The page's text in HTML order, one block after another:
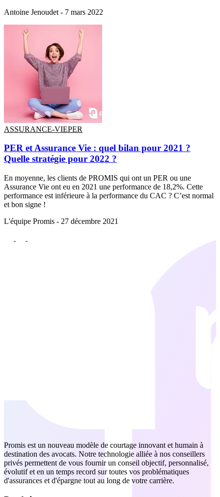
Antoine Jenoudet - 7 mars 2022
ASSURANCE-VIEPER
PER et Assurance Vie : quel bilan pour 2021 ?
Quelle stratégie pour 2022 ?
En moyenne, les clients de PROMIS qui ont un PER ou une
Assurance Vie ont eu en 2021 une performance de 18,2%. Cette
performance est inférieure à la performance du CAC ? C’est normal
et bon signe !
L'équipe Promis - 27 décembre 2021
Promis est un nouveau modèle de courtage innovant et humain à
destination des avocats. Notre technologie alliée à nos conseillers
privés permettent de vous fournir un conseil objectif, personnalisé,
évolutif et en un temps record sur toutes vos problématiques
d'assurances et d'épargne tout au long de votre carrière.